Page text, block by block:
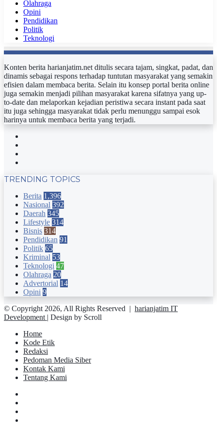
Olahraga
Opini
Pendidikan
Politik
Teknologi
Konten berita harianjatim.net ditulis secara tajam, singkat, padat, dan
dinamis sebagai respons terhadap tuntutan masyarakat yang semakin
efisien dalam membaca berita. Selain itu konsep portal berita online
juga semakin menjadi pilihan masyarakat karena sifatnya yang up-
to-date dan melaporkan kejadian peristiwa secara instant pada saat
itu juga sehingga masyarakat tidak perlu menunggu sampai esok
harinya untuk membaca berita yang terjadi.
TRENDING TOPICS
Berita 1,396
Nasional 392
Daerah 345
Lifestyle 314
Bisnis 314
Pendidikan 91
Politik 65
Kriminal 53
Teknologi 47
Olahraga 20
Advertorial 14
Opini 9
© Copyright 2026, All Rights Reserved | harianjatim IT
Development | Design by Scroll
Home
Kode Etik
Redaksi
Pedoman Media Siber
Kontak Kami
Tentang Kami